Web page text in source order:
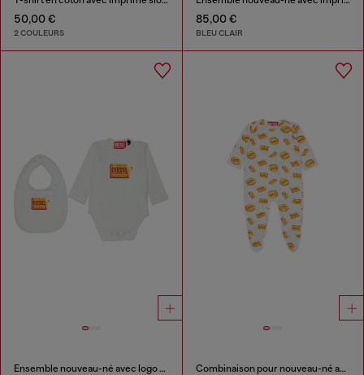
50,00 €
2 COULEURS
85,00 €
BLEU CLAIR
Ensemble nouveau-né avec logo Biscotto imprimé Combinaison pour nouveau-né avec logo Biscotto Diesel